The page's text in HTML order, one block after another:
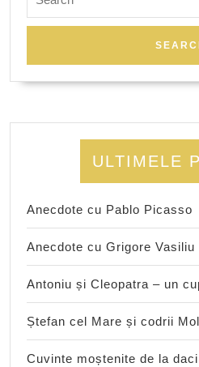
for:
ULTIMELE
Anecdote cu Pablo Picasso
Anecdote cu Grigore Vasiliu
Antoniu și Cleopatra – un
Ștefan cel Mare și codrii
Cuvinte moștenite de la